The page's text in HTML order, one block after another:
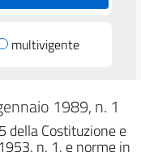
multivigente
1989, n. 1
della Costituzione e
n. 1, e norme in